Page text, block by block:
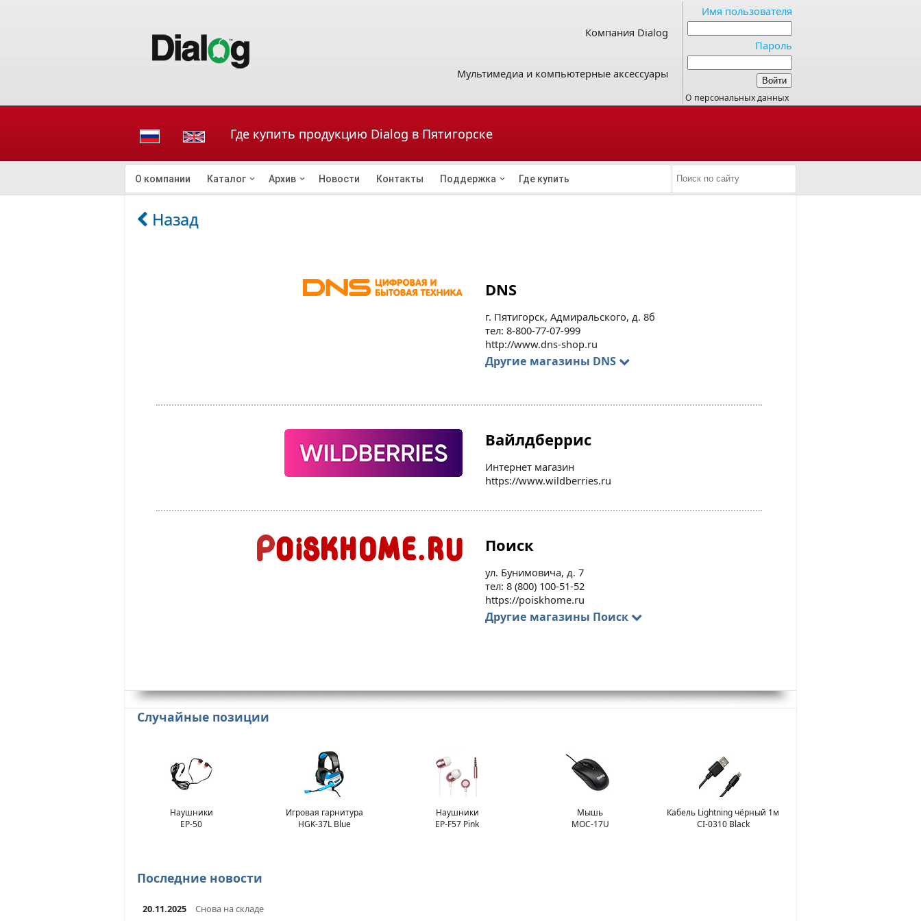
Компания Dialog
Мультимедиа и компьютерные аксессуары
Имя пользователя
Пароль
О персональных данных
Где купить продукцию Dialog в Пятигорске
О компании Каталог Архив Новости Контакты Поддержка Где купить
Назад
DNS
г. Пятигорск, Адмиральского, д. 8б
тел: 8-800-77-07-999
http://www.dns-shop.ru
Другие магазины DNS
Вайлдберрис
Интернет магазин
https://www.wildberries.ru
Поиск
ул. Бунимовича, д. 7
тел: 8 (800) 100-51-52
https://poiskhome.ru
Другие магазины Поиск
Случайные позиции
Наушники
EP-50
Игровая гарнитура
HGK-37L Blue
Наушники
EP-F57 Pink
Мышь
MOС-17U
Кабель Lightning чёрный 1м
CI-0310 Black
Последние новости
20.11.2025 Снова на складе